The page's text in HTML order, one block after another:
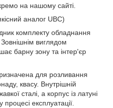
на нашому сайті.
аналог UBC)
комплекту обладнання
виглядом
барну зону та інтер'єр
для розливання
квасу. Внутрішній
сталі, а корпус із латуні
процесі експлуатації.